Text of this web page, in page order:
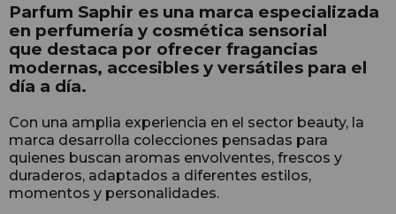
Parfum Saphir es una marca especializada
en perfumería y cosmética sensorial
que destaca por ofrecer fragancias
modernas, accesibles y versátiles para el
día a día.
Con una amplia experiencia en el sector beauty, la
marca desarrolla colecciones pensadas para
quienes buscan aromas envolventes, frescos y
duraderos, adaptados a diferentes estilos,
momentos y personalidades.